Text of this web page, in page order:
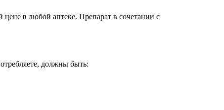
в любой аптеке. Препарат в сочетании с
должны быть: